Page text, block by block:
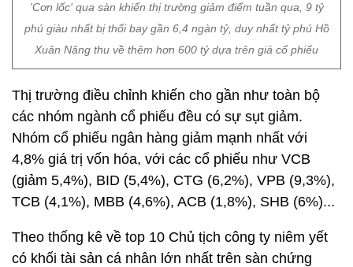
'Cơn lốc' qua sàn khiến thị trường giảm điểm tuần qua, 9 tỷ
phú giàu nhất bị thổi bay gần 6,4 ngàn tỷ, duy nhất tỷ phú Hồ
Xuân Năng thu về thêm hơn 600 tỷ dựa trên giá cổ phiếu
Thị trường điều chỉnh khiến cho gần như toàn bộ
các nhóm ngành cổ phiếu đều có sự sụt giảm.
Nhóm cổ phiếu ngân hàng giảm mạnh nhất với
4,8% giá trị vốn hóa, với các cổ phiếu như VCB
(giảm 5,4%), BID (5,4%), CTG (6,2%), VPB (9,3%),
TCB (4,1%), MBB (4,6%), ACB (1,8%), SHB (6%)...
Theo thống kê về top 10 Chủ tịch công ty niêm yết
có khối tài sản cá nhân lớn nhất trên sàn chứng